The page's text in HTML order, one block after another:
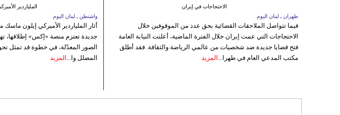
الملياردير
واشنطن ـ لبنان اليوم
أثار الملياردير الأميركي إيلون
جديدة تعتزم منصة «إكس» إطلاقها،
الصور المعدّلة، في خطوة قد تمثل
المضلل وا... المزيد
الاحتجاجات في إيران
طهران ـ لبنان اليوم
فيما تتواصل الملاحقات القضائية بحق عدد من الموقوفين خلال
الاحتجاجات التي عمت إيران خلال الفترة الماضية، أعلنت النيابة العامة
فتح قضايا جديدة ضد شخصيات من عالمي الرياضة والثقافة. فقد أطلق
مكتب المدعي العام في طهرا... المزيد